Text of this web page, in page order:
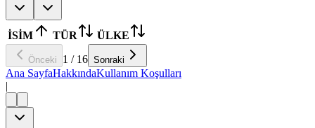
İSİM TÜR ÜLKE
Önceki 1 / 16 Sonraki
Ana SayfaHakkındaKullanım Koşulları
|